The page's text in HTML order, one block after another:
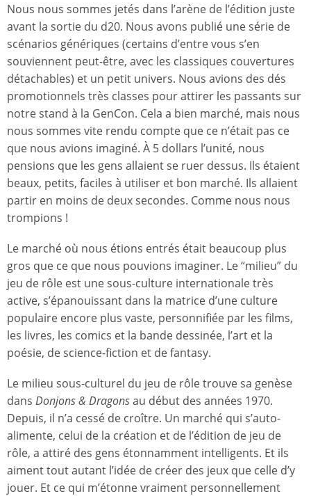
Nous nous sommes jetés dans l’arène de l’édition juste
avant la sortie du d20. Nous avons publié une série de
scénarios génériques (certains d’entre vous s’en
souviennent peut-être, avec les classiques couvertures
détachables) et un petit univers. Nous avions des dés
promotionnels très classes pour attirer les passants sur
notre stand à la GenCon. Cela a bien marché, mais nous
nous sommes vite rendu compte que ce n’était pas ce
que nous avions imaginé. À 5 dollars l’unité, nous
pensions que les gens allaient se ruer dessus. Ils étaient
beaux, petits, faciles à utiliser et bon marché. Ils allaient
partir en moins de deux secondes. Comme nous nous
trompions !
Le marché où nous étions entrés était beaucoup plus
gros que ce que nous pouvions imaginer. Le “milieu” du
jeu de rôle est une sous-culture internationale très
active, s’épanouissant dans la matrice d’une culture
populaire encore plus vaste, personnifiée par les films,
les livres, les comics et la bande dessinée, l’art et la
poésie, de science-fiction et de fantasy.
Le milieu sous-culturel du jeu de rôle trouve sa genèse
dans Donjons & Dragonsau début des années 1970.
Depuis, il n’a cessé de croître. Un marché qui s’auto-
alimente, celui de la création et de l’édition de jeu de
rôle, a attiré des gens étonnamment intelligents. Et ils
aiment tout autant l’idée de créer des jeux que celle d’y
jouer. Et ce qui m’étonne vraiment personnellement